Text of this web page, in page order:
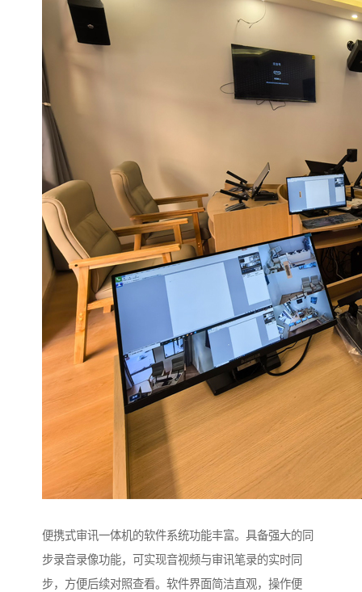
便携式审讯一体机的软件系统功能丰富。具备强大的同
步录音录像功能，可实现音视频与审讯笔录的实时同
步，方便后续对照查看。软件界面简洁直观，操作便